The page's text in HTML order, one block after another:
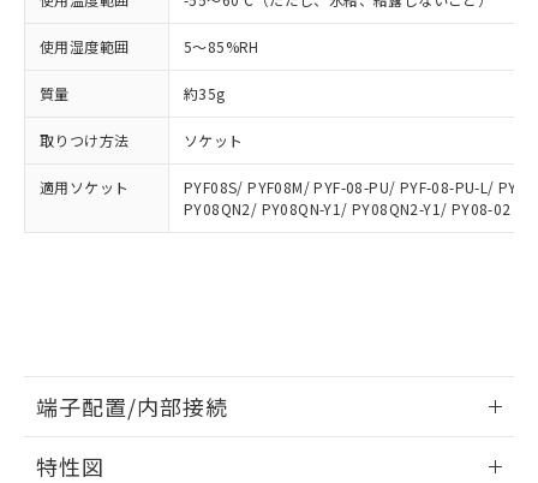
使用湿度範囲 5～85%RH
質量 約35g
取りつけ方法 ソケット
適用ソケット
PYF08S/ PYF08M/ PYF-08-PU/ PYF-08-PU-L/
PY08QN2/ PY08QN-Y1/ PY08QN2-Y1/ PY08-02
端子配置/内部接続
特性図
あります。
お客様が当ウェブサイト上で当社にご
登録された部品リストについて、当社
および当社の共同利用者が、当社の製
品・サービスに関するお客様との取
引・商談に必要な範囲で利用すること
をご了承ください。
※当社の共同利用者とは、"個人情報
の共同利用に関して"
の「1.共同利
※3 非含有証明書ダウンロード
下記の非含有証明書をダウンロードするこ
とができます。
EU RoHS指令（10物質）の非含有証明書
51物質の非含有証明書（当社基準）
※本証明書は発行日時点で非含有を証明す
既に当社にて対応品への在庫切替を完了
していることから、特段のことがない限
り、2022年1月12日より割愛しておりま
「－」：未確認です。当社販売部門へお問
合意する